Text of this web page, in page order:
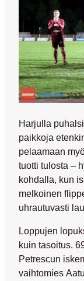
Harjulla
paikkoja
pelaamaan
tuotti tulosta –
kohdalla, kun
melkoinen
uhrautuvasti
Loppujen
kuin tasoitus.
Petrescun
vaihtomies